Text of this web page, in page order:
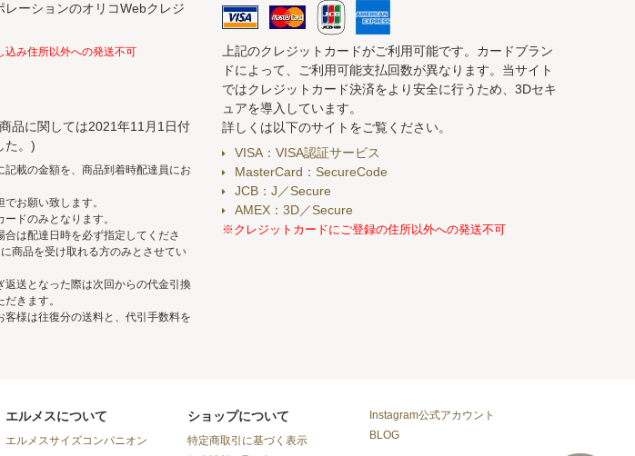
ーションのオリコWebクレジ
み住所以外への発送不可
品に関しては2021年11月1日付
た。)
載の金額を、商品到着時配達員にお
お願い致します。
ドのみとなります。
は配達日時を必ず指定してくださ
商品を受け取れる方のみとさせてい
送となった際は次回からの代金引換
きます。
様は往復分の送料と、代引手数料を
上記のクレジットカードがご利用可能です。カードブラン
ドによって、ご利用可能支払回数が異なります。当サイト
ではクレジットカード決済をより安全に行うため、3Dセキ
ュアを導入しています。
詳しくは以下のサイトをご覧ください。
VISA：VISA認証サービス
MasterCard：SecureCode
JCB：J／Secure
AMEX：3D／Secure
※クレジットカードにご登録の住所以外への発送不可
エルメスについて
エルメスサイズコンパニオン
ショップについて
特定商取引に基づく表示
Instagram公式アカウント
BLOG